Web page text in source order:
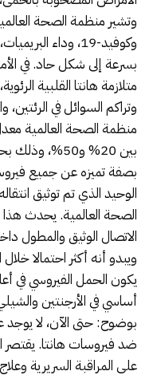
وتشير منظمة الصحة
وكوفيد-19، وداء
بسرعة إلى شكل حاد. في
متلازمة هانتا القلبية
وتراكم السوائل في الرئتين،
منظمة الصحة العالمية
بين 20%
بصفة تميزه عن جميع
الوحيد الذي تم توثيق
الصحة العالمية. يحدث هذا
الاتصال الوثيق والمطول
ويبدو أنه أكثر احتمالا
يكون الحمل الفيروسي في
أساسي في الأرجنتين
بوضوح: حتى الآن، لا يوجد
ضد فيروسات هانتا. يقتصر
على المراقبة السريرية